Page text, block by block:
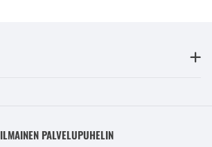
ILMAINEN PALVELUPUHELIN